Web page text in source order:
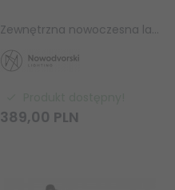
Zewnętrzna nowoczesna lampa przenośna stojąca ogrodowa NALA LED BLACK 11536 Nowodvorski Lighting
389,00 PLN